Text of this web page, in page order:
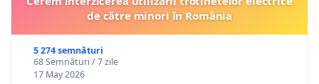
de către minori în România
5 274 semnături
68 Semnături / 7 zile
17 May 2026